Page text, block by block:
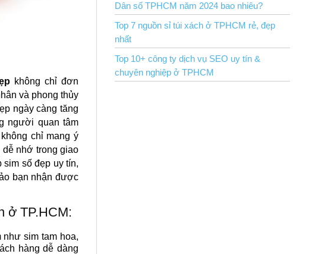
không chỉ đơn
và phong thủy
ngày càng tăng
người quan tâm
chỉ mang ý
dễ nhớ trong giao
số đẹp uy tín,
bạn nhận được
ở TP.HCM:
như sim tam hoa,
hàng dễ dàng
Dân số TPHCM năm 2024 bao nhiêu?
Top 7 nguồn sỉ túi xách ở TPHCM rẻ, đẹp
nhất
Top 10+ công ty dịch vụ SEO uy tín &
chuyên nghiệp ở TPHCM